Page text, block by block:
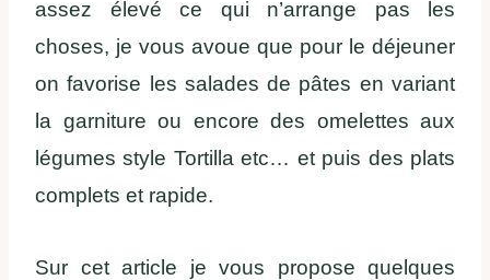
assez élevé ce qui n’arrange pas les
choses, je vous avoue que pour le déjeuner
on favorise les salades de pâtes en variant
la garniture ou encore des omelettes aux
légumes style Tortilla etc… et puis des plats
complets et rapide.
Sur cet article je vous propose quelques